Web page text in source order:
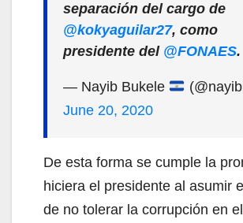
separación del cargo de
@kokyaguilar27, como
presidente del @FONAES.
— Nayib Bukele
June 20, 2020
De esta forma se cumple la
hiciera el presidente al asumir
de no tolerar la corrupción en